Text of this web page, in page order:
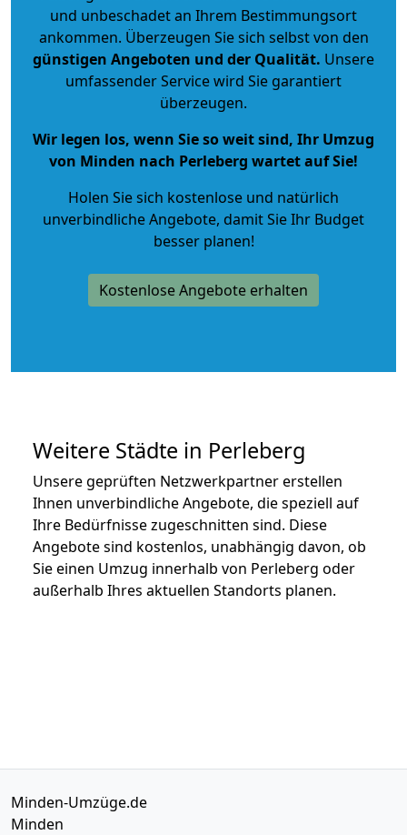
und unbeschadet an Ihrem Bestimmungsort
ankommen. Überzeugen Sie sich selbst von den
günstigen Angeboten und der Qualität. Unsere
umfassender Service wird Sie garantiert
überzeugen.
Wir legen los, wenn Sie so weit sind, Ihr Umzug
von Minden nach Perleberg wartet auf Sie!
Holen Sie sich kostenlose und natürlich
unverbindliche Angebote, damit Sie Ihr Budget
besser planen!
Kostenlose Angebote erhalten
Weitere Städte in Perleberg
Unsere geprüften Netzwerkpartner erstellen
Ihnen unverbindliche Angebote, die speziell auf
Ihre Bedürfnisse zugeschnitten sind. Diese
Angebote sind kostenlos, unabhängig davon, ob
Sie einen Umzug innerhalb von Perleberg oder
außerhalb Ihres aktuellen Standorts planen.
Minden-Umzüge.de
Minden